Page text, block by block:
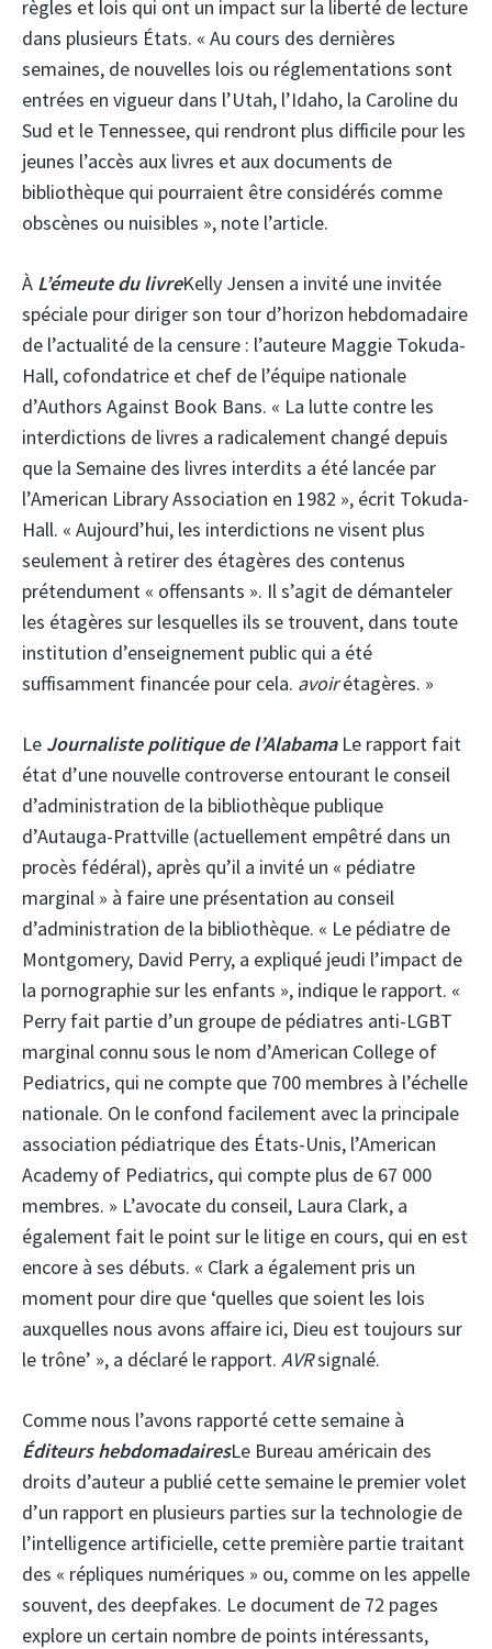
règles et lois qui ont un impact sur la liberté de lecture
dans plusieurs États. « Au cours des dernières
semaines, de nouvelles lois ou réglementations sont
entrées en vigueur dans l’Utah, l’Idaho, la Caroline du
Sud et le Tennessee, qui rendront plus difficile pour les
jeunes l’accès aux livres et aux documents de
bibliothèque qui pourraient être considérés comme
obscènes ou nuisibles », note l’article.
À L’émeute du livreKelly Jensen a invité une invitée
spéciale pour diriger son tour d’horizon hebdomadaire
de l’actualité de la censure : l’auteure Maggie Tokuda-
Hall, cofondatrice et chef de l’équipe nationale
d’Authors Against Book Bans. « La lutte contre les
interdictions de livres a radicalement changé depuis
que la Semaine des livres interdits a été lancée par
l’American Library Association en 1982 », écrit Tokuda-
Hall. « Aujourd’hui, les interdictions ne visent plus
seulement à retirer des étagères des contenus
prétendument « offensants ». Il s’agit de démanteler
les étagères sur lesquelles ils se trouvent, dans toute
institution d’enseignement public qui a été
suffisamment financée pour cela. avoirétagères. »
Le Journaliste politique de l’Alabama Le rapport fait
état d’une nouvelle controverse entourant le conseil
d’administration de la bibliothèque publique
d’Autauga-Prattville (actuellement empêtré dans un
procès fédéral), après qu’il a invité un « pédiatre
marginal » à faire une présentation au conseil
d’administration de la bibliothèque. « Le pédiatre de
Montgomery, David Perry, a expliqué jeudi l’impact de
la pornographie sur les enfants », indique le rapport. «
Perry fait partie d’un groupe de pédiatres anti-LGBT
marginal connu sous le nom d’American College of
Pediatrics, qui ne compte que 700 membres à l’échelle
nationale. On le confond facilement avec la principale
association pédiatrique des États-Unis, l’American
Academy of Pediatrics, qui compte plus de 67 000
membres. » L’avocate du conseil, Laura Clark, a
également fait le point sur le litige en cours, qui en est
encore à ses débuts. « Clark a également pris un
moment pour dire que ‘quelles que soient les lois
auxquelles nous avons affaire ici, Dieu est toujours sur
le trône’ », a déclaré le rapport. AVRsignalé.
Comme nous l’avons rapporté cette semaine à
Éditeurs hebdomadairesLe Bureau américain des
droits d’auteur a publié cette semaine le premier volet
d’un rapport en plusieurs parties sur la technologie de
l’intelligence artificielle, cette première partie traitant
des « répliques numériques » ou, comme on les appelle
souvent, des deepfakes. Le document de 72 pages
explore un certain nombre de points intéressants,